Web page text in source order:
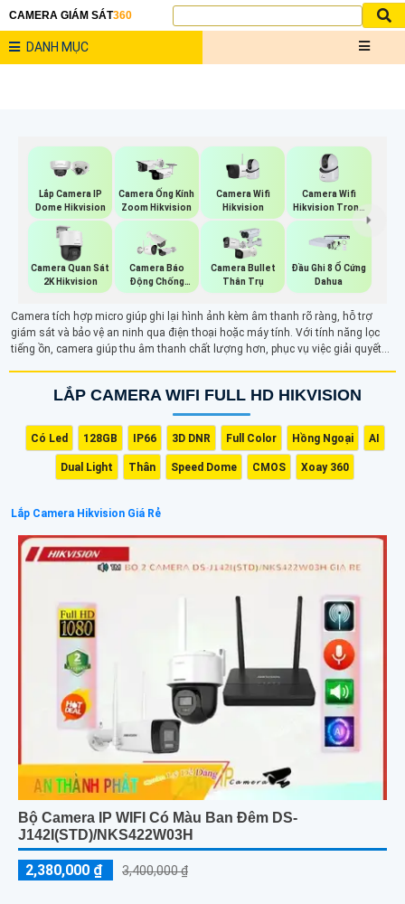
CAMERA GIÁM SÁT360
DANH MỤC
Lắp Camera IP
Dome Hikvision
Camera Ống Kính
Zoom Hikvision
Camera Wifi
Hikvision
Camera Wifi
Hikvision Trong
Nhà
Camera Quan Sát
2K Hikvision
Camera Báo
Động Chống
Trộm Hikvision
Camera Bullet
Thân Trụ
Đầu Ghi 8 Ổ Cứng
Dahua
Camera tích hợp micro giúp ghi lại hình ảnh kèm âm thanh rõ ràng, hỗ trợ
giám sát và bảo vệ an ninh qua điện thoại hoặc máy tính. Với tính năng lọc
tiếng ồn, camera giúp thu âm thanh chất lượng hơn, phục vụ việc giải quyết
phòng, cửa hàng hay nhà ở.
LẮP CAMERA WIFI FULL HD HIKVISION
Có Led 128GB IP66 3D DNR Full Color Hồng Ngoại AI
Dual Light Thân Speed Dome CMOS Xoay 360
Lắp Camera Hikvision Giá Rẻ
Bộ Camera IP WIFI Có Màu Ban Đêm DS-
J142I(STD)/NKS422W03H
2,380,000 ₫ 3,400,000 ₫